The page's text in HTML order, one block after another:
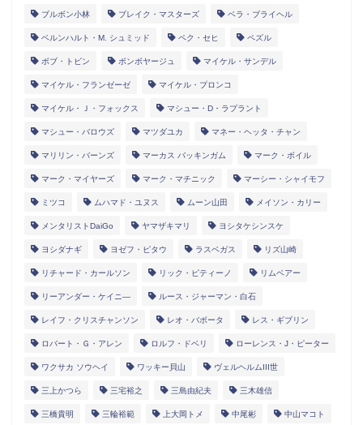
ブルボン小林 ブレイク・マスターズ ベラ・ブライヘル
ベルンハルト・M. シュミッド ペク・セヒ ペズル
ボブ・トビン ボンボヤージュ マイケル・サンデル
マイケル・フランゼーゼ マイケル・プロンコ
マイケル・Ｊ・フォックス マシュー・D・ラプラント
マシュー・バロウズ マツダユカ マネー・ヘッタ・チャン
マリリン・バーンズ マーカス バッキンガム マーク・ボイル
マーク・マイヤーズ マーク・マチニック マーシー・シャイモフ
ミツコ ムハマド・ユヌス ムーン山田 メイソン・カリー
メンタリストDaiGo ヤマザキマリ ヨシタケシンスケ
ヨシダナギ ヨゼフ・ピタウ ラスベガス リズ山崎
リチャード・カールソン リック・ピティーノ リムベアー
リーアンダー・ケイニ― ルース・ジャーマン・白石
レイフ・クリスチャンソン レオ・バボータ レス・ギブリン
ロバート・Ｇ・アレン ロルフ・ドベリ ローレンス・J・ピーター
ワクサカ ソウヘイ ワッキー貝山 ヴェルヘルムIII世
三上かつら 三宅裕之 三島由紀夫 三木雄信
三橋貴明 三輪裕範 上大岡トメ 中尾彬 中山マコト